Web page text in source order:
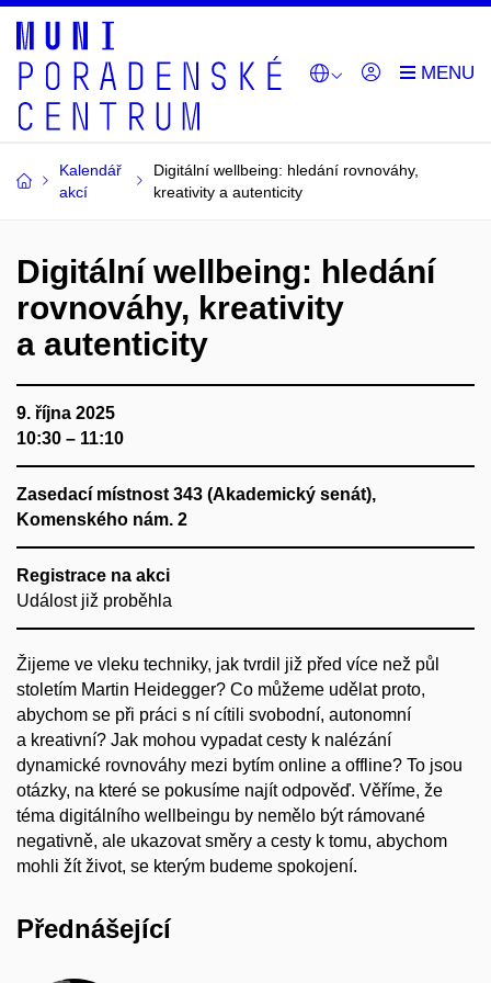
Kalendář
akcí
Digitální wellbeing: hledání rovnováhy,
kreativity a autenticity
Digitální wellbeing: hledání
rovnováhy, kreativity
a autenticity
9. října 2025
10:30 – 11:10
Zasedací místnost 343 (Akademický senát),
Komenského nám. 2
Registrace na akci
Událost již proběhla
Žijeme ve vleku techniky, jak tvrdil již před více než půl
stoletím Martin Heidegger? Co můžeme udělat proto,
abychom se při práci s ní cítili svobodní, autonomní
a kreativní? Jak mohou vypadat cesty k nalézání
dynamické rovnováhy mezi bytím online a offline? To jsou
otázky, na které se pokusíme najít odpověď. Věříme, že
téma digitálního wellbeingu by nemělo být rámované
negativně, ale ukazovat směry a cesty k tomu, abychom
mohli žít život, se kterým budeme spokojení.
Přednášející